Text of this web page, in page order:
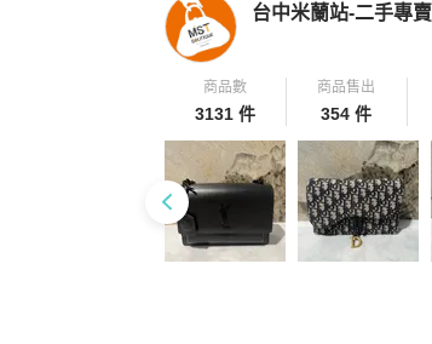
台中米蘭站-二手專賣
商品數
3131 件
商品售出
354 件